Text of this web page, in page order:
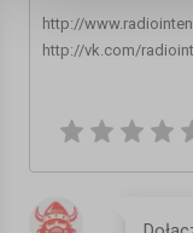
http://
http://vk.com/
https://
Online Radio